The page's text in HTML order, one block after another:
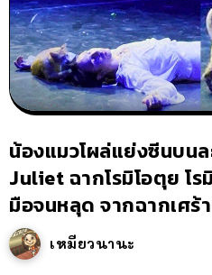
น้องแมวโผล่แย่งซีนบนล
Juliet ฉากโรมิโอตุย โร
มือจนหลุด จากฉากเศร้
เหมียวนานะ